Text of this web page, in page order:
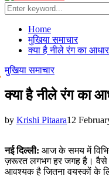
Menu
Search
for:
Home
मुखिया समाचार
क्या है नीले रंग का
मुखिया समाचार
क्या है नीले रंग का
by Krishi Pitaara12
नई दिल्ली: आज के समय में
ज़रूरत लगभग हर जगह है। वैसे
आवश्यक है जितना वयस्कों के